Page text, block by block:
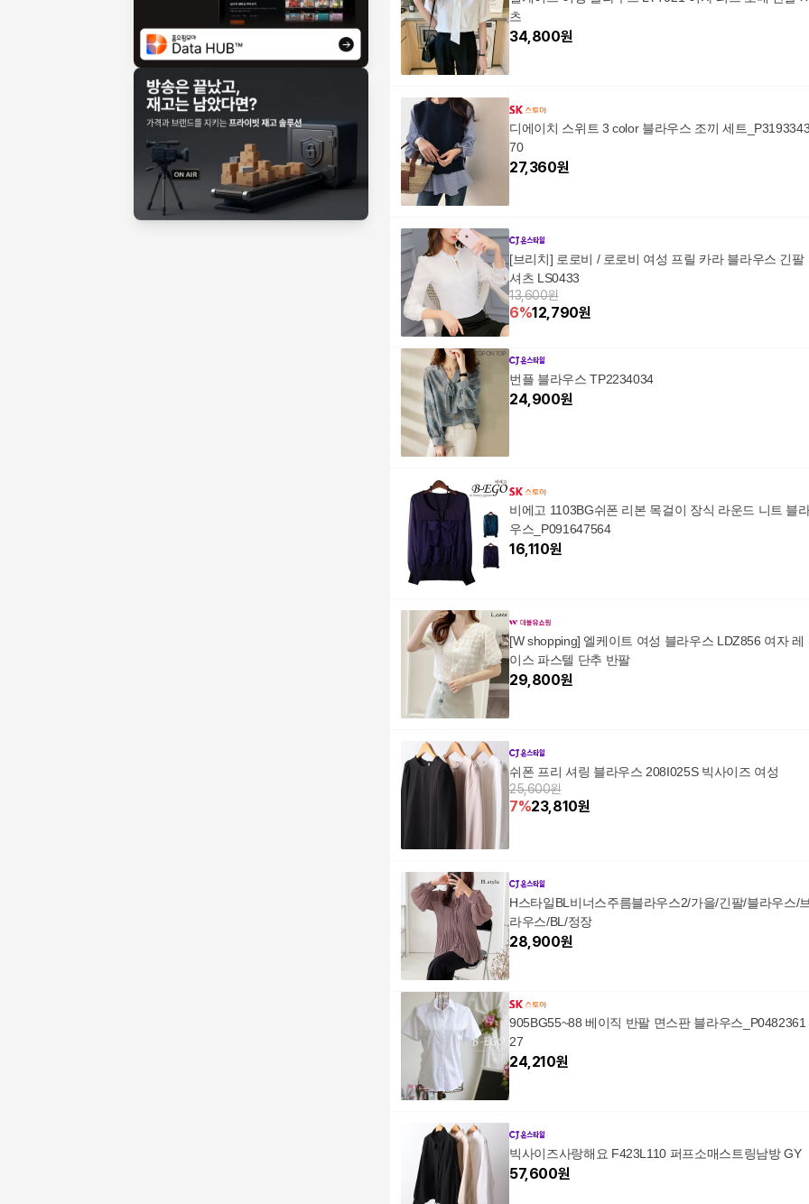
츠
34,800원
디에이치 스위트 3 color 블라우스 조끼 세트
70
27,360원
[브리치] 로로비 / 로로비 여성 프릴 카라 블라우스 긴팔
셔츠 LS0433
13,600원
6%12,790원
번플 블라우스 TP2234034
24,900원
비에고 1103BG쉬폰 리본 목걸이 장식 라운드 니트 블
우스_P091647564
16,110원
[W shopping] 엘케이트 여성 블라우스 LDZ856 여자 레
이스 파스텔 단추 반팔
29,800원
쉬폰 프리 셔링 블라우스 208I025S 빅사이즈 여성
25,600원
7%23,810원
H스타일BL비너스주름블라우스2/가을/긴팔/블라우스/
라우스/BL/정장
28,900원
905BG55~88 베이직 반팔 면스판 블라우스_P0482361
27
24,210원
빅사이즈사랑해요 F423L110 퍼프소매스트링남방 GY
57,600원